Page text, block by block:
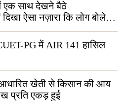
एक साथ देखने बैठे
ऐसा नज़ारा कि लोग बोले,
सकते हैं”
PG में AIR 141 हासिल
आधारित खेती से किसान की आय
प्रति एकड़ हुई